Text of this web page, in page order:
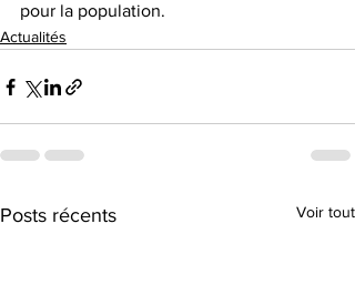
pour la population.
Actualités
Posts récents Voir tout